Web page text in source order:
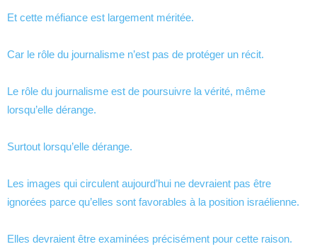
Et cette méfiance est largement méritée.
Car le rôle du journalisme n’est pas de protéger un récit.
Le rôle du journalisme est de poursuivre la vérité, même
lorsqu’elle dérange.
Surtout lorsqu’elle dérange.
Les images qui circulent aujourd’hui ne devraient pas être
ignorées parce qu’elles sont favorables à la position israélienne.
Elles devraient être examinées précisément pour cette raison.